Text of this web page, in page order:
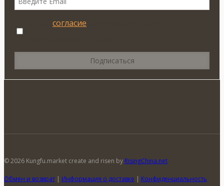
согласие
© 2026 Kungfu.market create and risen by RisingChina.net
Обмен и возврат | Информация о доставке | Конфиденциальность